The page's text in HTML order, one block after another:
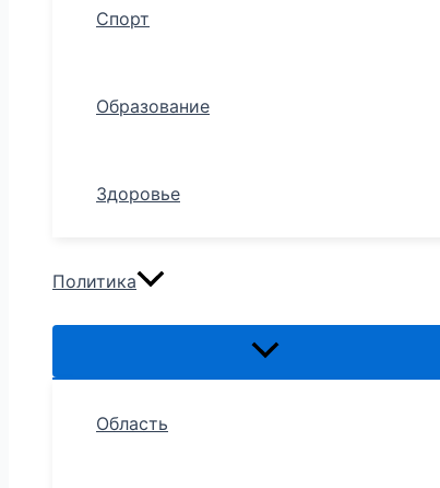
Спорт
Образование
Здоровье
Политика
Область